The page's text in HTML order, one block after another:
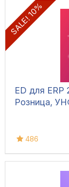
SALE! 10%
ED для
Розница,
486